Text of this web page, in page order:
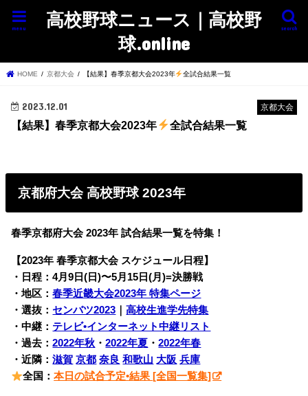
高校野球ニュース｜高校野
球.online
search
menu
HOME 京都大会 【結果】春季京都大会2023年 全試合結果一覧
京都大会
2023.12.01
【結果】春季京都大会2023年 全試合結果一覧
京都府大会 高校野球 2023年
春季京都府大会 2023年 試合結果一覧を特集！
【2023年 春季京都大会 スケジュール日程】
・日程：4月9日(日)〜5月15日(月)=決勝戦
・地区：春季近畿大会2023年 特集ページ
・選抜： センバツ2023 ｜高校生進学先特集
・中継： テレビ•インターネット中継リスト
・過去：2022年秋 ・2022年夏 ・2022年春
・近隣：滋賀 京都 奈良 和歌山 大阪 兵庫
全国：本日の試合予定•結果 [全国一覧集]